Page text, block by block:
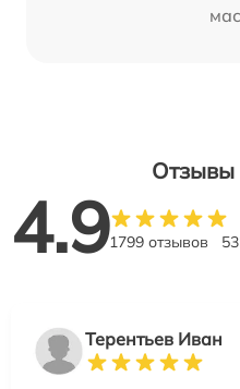
Отзывы
4.91799 отзывов
Терентьев Иван